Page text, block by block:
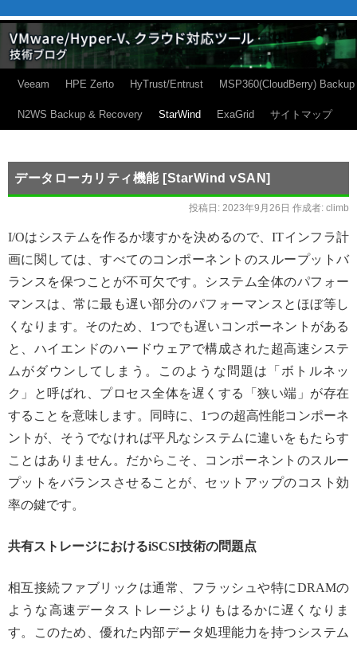
Veeam HPE Zerto HyTrust/Entrust MSP360(CloudBerry) Backup
N2WS Backup & Recovery StarWind ExaGrid サイトマップ
データローカリティ機能 [StarWind vSAN]
投稿日: 2023年9月26日 作成者: climb
I/Oはシステムを作るか壊すかを決めるので、ITインフラ計
画に関しては、すべてのコンポーネントのスループットバ
ランスを保つことが不可欠です。システム全体のパフォー
マンスは、常に最も遅い部分のパフォーマンスとほぼ等し
くなります。そのため、1つでも遅いコンポーネントがある
と、ハイエンドのハードウェアで構成された超高速システ
ムがダウンしてしまう。このような問題は「ボトルネッ
ク」と呼ばれ、プロセス全体を遅くする「狭い端」が存在
することを意味します。同時に、1つの超高性能コンポーネ
ントが、そうでなければ平凡なシステムに違いをもたらす
ことはありません。だからこそ、コンポーネントのスルー
プットをバランスさせることが、セットアップのコスト効
率の鍵です。
共有ストレージにおけるiSCSI技術の問題点
相互接続ファブリックは通常、フラッシュや特にDRAMの
ような高速データストレージよりもはるかに遅くなりま
す。このため、優れた内部データ処理能力を持つシステム